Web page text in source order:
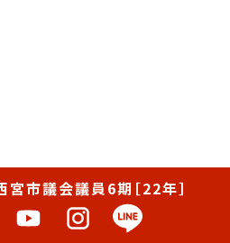
市議会議員6期［22年］